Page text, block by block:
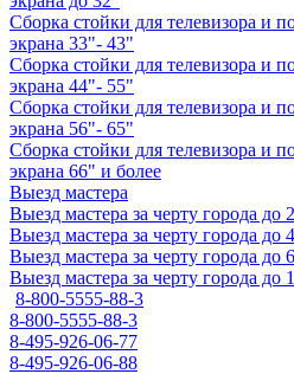
Сборка стойки для телевизора и
экрана 33"- 43"
Сборка стойки для телевизора и
экрана 44"- 55"
Сборка стойки для телевизора и
экрана 56"- 65"
Сборка стойки для телевизора и
экрана 66" и более
Выезд мастера
Выезд мастера за черту города до
Выезд мастера за черту города до
Выезд мастера за черту города до
Выезд мастера за черту города до
8-800-5555-88-3
8-800-5555-88-3
8-495-926-06-77
8-495-926-06-88